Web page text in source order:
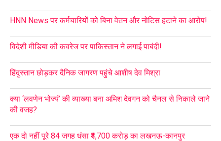
HNN News पर कर्मचारियों को बिना वेतन और नोटिस हटाने का आरोप!
विदेशी मीडिया की कवरेज पर पाकिस्तान ने लगाई पाबंदी!
हिंदुस्तान छोड़कर दैनिक जागरण पहुंचे आशीष देव मिश्रा
क्या ‘लवणेन भोज्यं’ की व्याख्या बना अमिश देवगन को चैनल से निकाले जाने
की वजह?
एक दो नहीं पूरे 84 जगह धंसा ₹4,700 करोड़ का लखनऊ-कानपुर